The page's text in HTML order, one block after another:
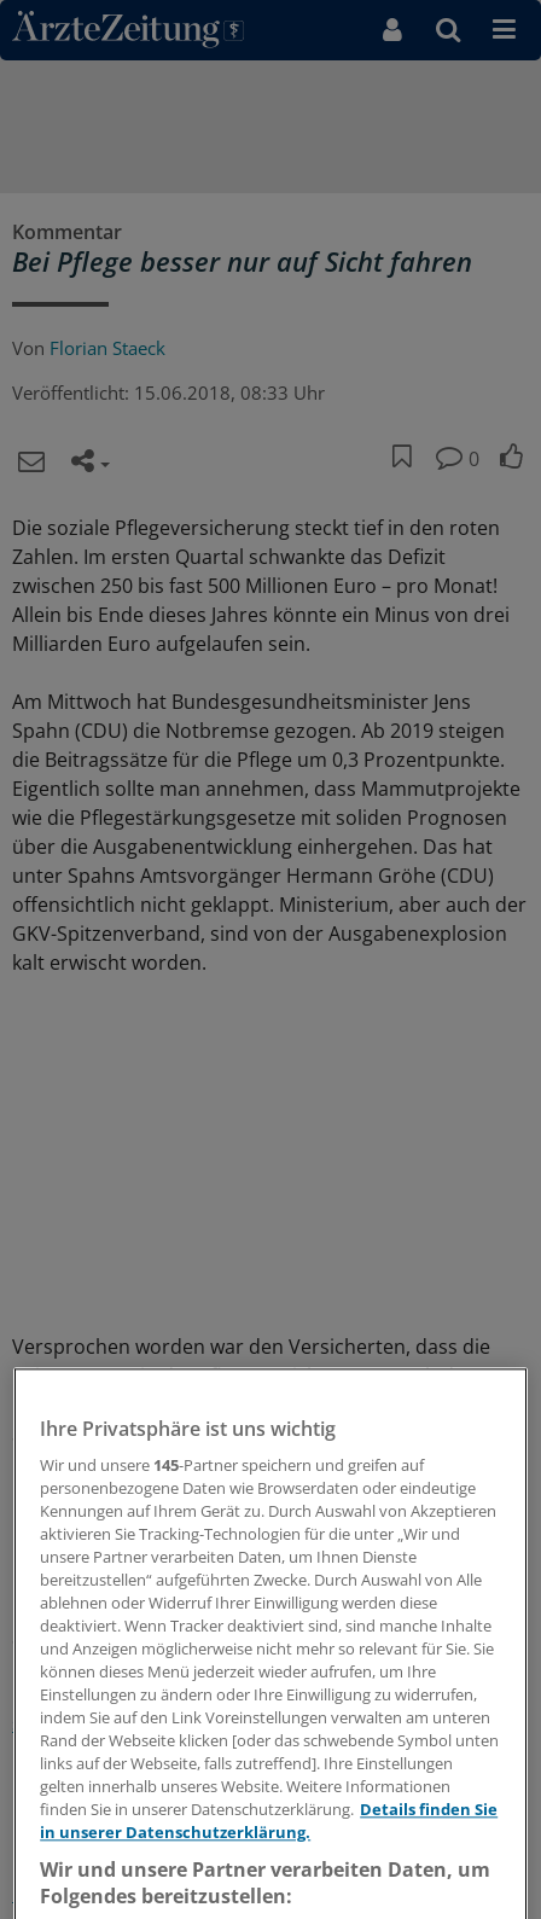
Direkt zum Inhaltsbereich
Kommentar
Bei Pflege besser nur auf Sicht fahren
Von Florian Staeck
Veröffentlicht: 15.06.2018, 08:33 Uhr
0
Die soziale Pflegeversicherung steckt tief in den roten
Zahlen. Im ersten Quartal schwankte das Defizit
zwischen 250 bis fast 500 Millionen Euro – pro Monat!
Allein bis Ende dieses Jahres könnte ein Minus von drei
Milliarden Euro aufgelaufen sein.
Am Mittwoch hat Bundesgesundheitsminister Jens
Spahn (CDU) die Notbremse gezogen. Ab 2019 steigen
die Beitragssätze für die Pflege um 0,3 Prozentpunkte.
Eigentlich sollte man annehmen, dass Mammutprojekte
wie die Pflegestärkungsgesetze mit soliden Prognosen
über die Ausgabenentwicklung einhergehen. Das hat
unter Spahns Amtsvorgänger Hermann Gröhe (CDU)
offensichtlich nicht geklappt. Ministerium, aber auch der
GKV-Spitzenverband, sind von der Ausgabenexplosion
kalt erwischt worden.
Versprochen worden war den Versicherten, dass die
Beitragssätze in der Pflegeversicherung – nach der
Spahn angesichts dieser Erfahrungen sein erstes Gesetz
unter dem Rubrum "Versichertenentlastung"
präsentiert, wirkt da mutig.
Die Erfahrung mit den Pflegereformen lehren Demut im
Umgang mit Ausgabenprognosen. Zuzugeben, dass man
in der komplexen Gesundheits- und Pflegepolitik auf
Sicht fährt, wäre ein Akt politischer Ehrlichkeit.
Lesen Sie dazu auch:Kostenexplosion: Pflege-Ausgaben
sprengen alle Prognosen
Schlagworte:
Pflege
Ihre Privatsphäre ist uns wichtig
Wir und unsere 145-Partner speichern und greifen auf
personenbezogene Daten wie Browserdaten oder eindeutige
Kennungen auf Ihrem Gerät zu. Durch Auswahl von Akzeptieren
aktivieren Sie Tracking-Technologien für die unter „Wir und
unsere Partner verarbeiten Daten, um Ihnen Dienste
bereitzustellen“ aufgeführten Zwecke. Durch Auswahl von Alle
ablehnen oder Widerruf Ihrer Einwilligung werden diese
deaktiviert. Wenn Tracker deaktiviert sind, sind manche Inhalte
und Anzeigen möglicherweise nicht mehr so relevant für Sie. Sie
können dieses Menü jederzeit wieder aufrufen, um Ihre
Einstellungen zu ändern oder Ihre Einwilligung zu widerrufen,
indem Sie auf den Link Voreinstellungen verwalten am unteren
Rand der Webseite klicken [oder das schwebende Symbol unten
links auf der Webseite, falls zutreffend]. Ihre Einstellungen
gelten innerhalb unseres Website. Weitere Informationen
finden Sie in unserer Datenschutzerklärung. Details finden Sie
in unserer Datenschutzerklärung.
Wir und unsere Partner verarbeiten Daten, um
Folgendes bereitzustellen: